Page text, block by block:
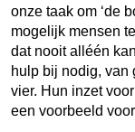
onze taak om ‘de
mogelijk mensen
dat nooit alléén
hulp bij nodig, van
vier. Hun inzet
een voorbeeld